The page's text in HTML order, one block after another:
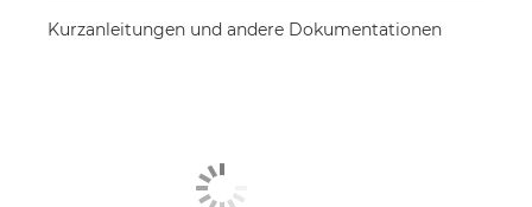
Kurzanleitungen und andere Dokumentationen